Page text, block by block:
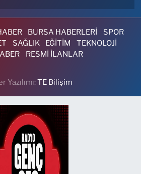
BURSA HABERLERİ
SPOR
SAĞLIK EĞİTİM
TEKNOLOJİ
RESMİ İLANLAR
Yazılımı:TE Bilişim